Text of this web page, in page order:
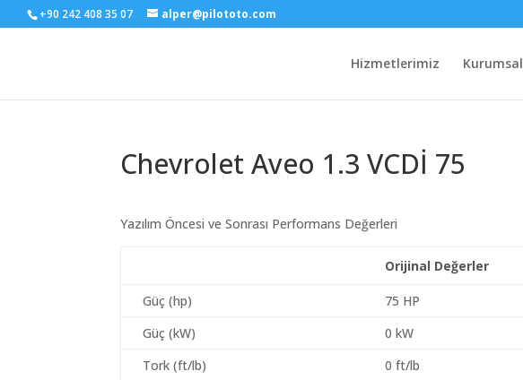
+90 242 408 35 07 alper@pilototo.com
Hizmetlerimiz Kurumsal
Chevrolet Aveo 1.3 VCDİ 75
Yazılım Öncesi ve Sonrası Performans Değerleri
Orijinal Değerler
Güç (hp) 75 HP
Güç (kW)
0 kW
Tork (ft/lb)
0 ft/lb